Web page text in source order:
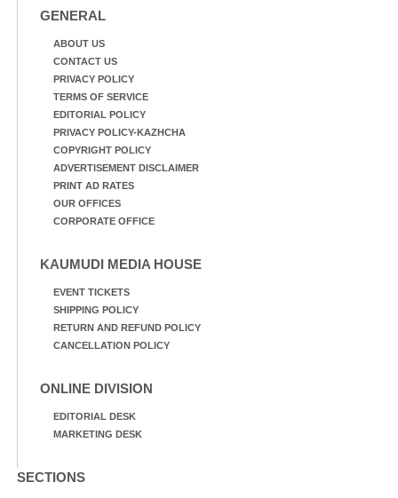
ഫുട്ബോൾ കളികളിൽ
കുട്ടികൾ
GENERAL
ABOUT US
CONTACT US
PRIVACY POLICY
TERMS OF SERVICE
EDITORIAL POLICY
PRIVACY POLICY-KAZHCHA
COPYRIGHT POLICY
ADVERTISEMENT DISCLAIMER
PRINT AD RATES
OUR OFFICES
CORPORATE OFFICE
KAUMUDI MEDIA HOUSE
EVENT TICKETS
SHIPPING POLICY
RETURN AND REFUND POLICY
CANCELLATION POLICY
ONLINE DIVISION
EDITORIAL DESK
MARKETING DESK
SECTIONS